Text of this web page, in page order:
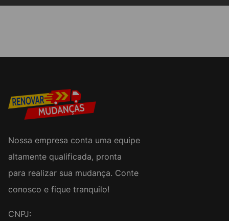
Nossa empresa conta uma equipe
altamente qualificada, pronta
para realizar sua mudança. Conte
conosco e fique tranquilo!
CNPJ: